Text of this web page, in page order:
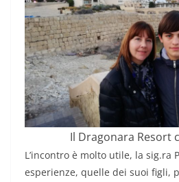
Il Dragonara Resort
L’incontro è molto utile, la sig.ra
esperienze, quelle dei suoi figli,